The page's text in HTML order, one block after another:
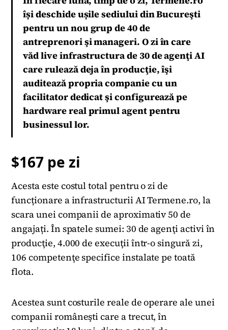
își deschide ușile sediului din Bucureşti
pentru un nou grup de 40 de
antreprenori şi manageri. O zi în care
văd live infrastructura de 30 de agenţi AI
care rulează deja în producţie, îşi
auditează propria companie cu un
facilitator dedicat şi configurează pe
hardware real primul agent pentru
businessul lor.
$167 pe zi
Acesta este costul total pentru o zi de
funcționare a infrastructurii AI Termene.ro, la
scara unei companii de aproximativ 50 de
angajați. În spatele sumei: 30 de agenţi activi în
producţie, 4.000 de execuţii într-o singură zi,
106 competenţe specifice instalate pe toată
flota.
Acestea sunt costurile reale de operare ale unei
companii româneşti care a trecut, în